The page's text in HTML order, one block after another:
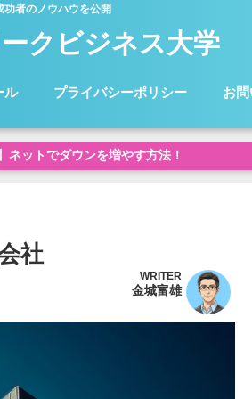
功者のノウハウを公開
クビジネス大学
ル プライバシーポリシー お
ネットでダウンを増やす方法！
社
WRITER
金城富雄